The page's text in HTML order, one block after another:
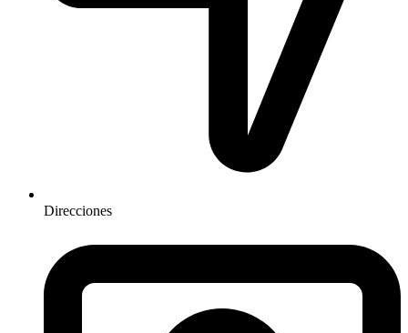
Direcciones